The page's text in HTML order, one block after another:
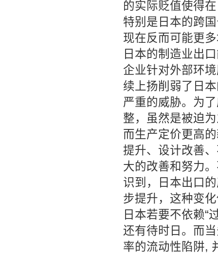
的实际贬值使得
特别是日本的跨
现在反而可能更
日本的制造业出
企业针对外部环
续上扬削弱了日
严重的威胁。为
整，虽然是被迫
而生产定价更高
提升、设计改善
大的改善和努力
识到，日本出口
步提升，这种变
日本若要不依赖“
还有待时日。而
率的流动性陷阱,